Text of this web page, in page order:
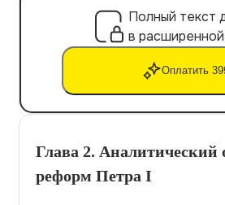
Полный текст
в
Оплатить
Глава 2. Аналитический
реформ Петра I